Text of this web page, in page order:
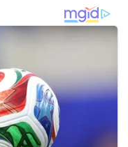
pusat khusus untuk
mempunyai
apa yang
kepada pemberita.
Permata
semalam.
antara lain